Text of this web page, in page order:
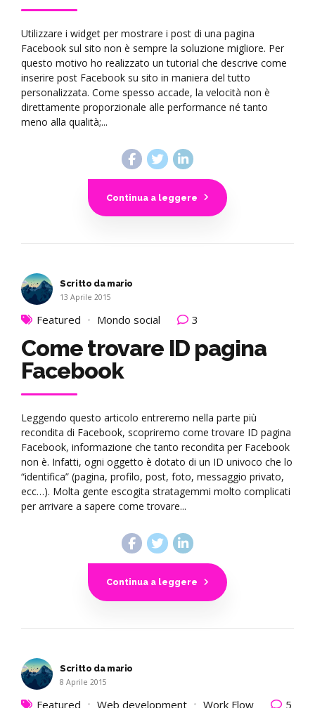
Utilizzare i widget per mostrare i post di una pagina
Facebook sul sito non è sempre la soluzione migliore. Per
questo motivo ho realizzato un tutorial che descrive come
inserire post Facebook su sito in maniera del tutto
personalizzata. Come spesso accade, la velocità non è
direttamente proporzionale alle performance né tanto
meno alla qualità;...
Continua a leggere
Scritto da mario
13 Aprile 2015
Featured Mondo social 3
Come trovare ID pagina
Facebook
Leggendo questo articolo entreremo nella parte più
recondita di Facebook, scopriremo come trovare ID pagina
Facebook, informazione che tanto recondita per Facebook
non è. Infatti, ogni oggetto è dotato di un ID univoco che lo
“identifica” (pagina, profilo, post, foto, messaggio privato,
ecc…). Molta gente escogita stratagemmi molto complicati
per arrivare a sapere come trovare...
Continua a leggere
Scritto da mario
8 Aprile 2015
Featured Web development Work Flow 5